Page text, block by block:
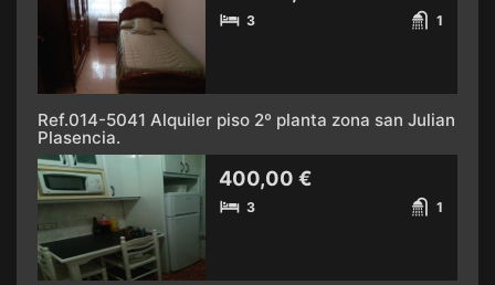
3 1
Ref.014-5041 Alquiler piso 2º planta zona san Julian
Plasencia.
400,00 €
3 1